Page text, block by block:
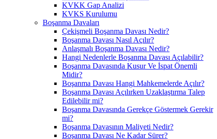
KVKK Gap Analizi
KVKS Kurulumu
Boşanma Davaları
Çekişmeli Boşanma Davası Nedir?
Boşanma Davası Nasıl Açılır?
Anlaşmalı Boşanma Davası Nedir?
Hangi Nedenlerle Boşanma Davası Açılabilir?
Boşanma Davasında Kusur Ve İspat Önemli
Midir?
Boşanma Davası Hangi Mahkemelerde Açılır?
Boşanma Davası Açılırken Uzaklaştırma Talep
Edilebilir mi?
Boşanma Davasında Gerekçe Göstermek Gerekir
mi?
Boşanma Davasının Maliyeti Nedir?
Boşanma Davası Ne Kadar Sürer?